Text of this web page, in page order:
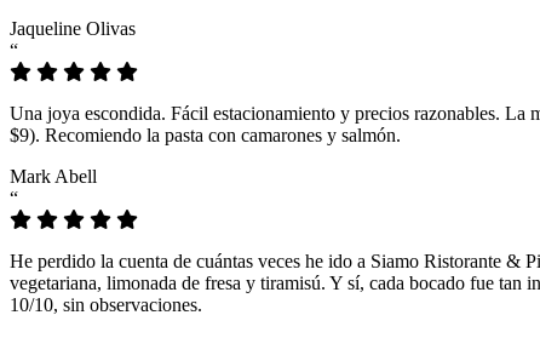
Jaqueline Olivas
“
Una joya escondida. Fácil estacionamiento y precios razonables.
$9). Recomiendo la pasta con camarones y salmón.
Mark Abell
“
He perdido la cuenta de cuántas veces he ido a Siamo Ristorante &
vegetariana, limonada de fresa y tiramisú. Y sí, cada bocado fue tan
10/10, sin observaciones.